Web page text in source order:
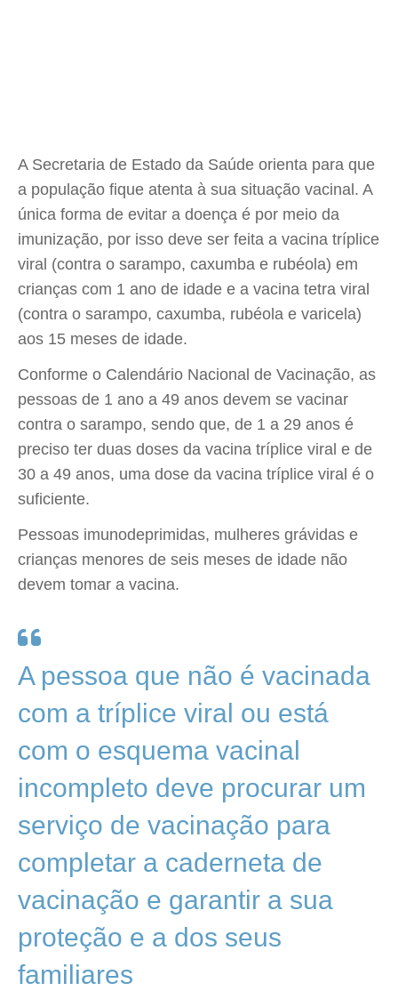
A Secretaria de Estado da Saúde orienta para que
a população fique atenta à sua situação vacinal. A
única forma de evitar a doença é por meio da
imunização, por isso deve ser feita a vacina tríplice
viral (contra o sarampo, caxumba e rubéola) em
crianças com 1 ano de idade e a vacina tetra viral
(contra o sarampo, caxumba, rubéola e varicela)
aos 15 meses de idade.
Conforme o Calendário Nacional de Vacinação, as
pessoas de 1 ano a 49 anos devem se vacinar
contra o sarampo, sendo que, de 1 a 29 anos é
preciso ter duas doses da vacina tríplice viral e de
30 a 49 anos, uma dose da vacina tríplice viral é o
suficiente.
Pessoas imunodeprimidas, mulheres grávidas e
crianças menores de seis meses de idade não
devem tomar a vacina.
A pessoa que não é vacinada
com a tríplice viral ou está
com o esquema vacinal
incompleto deve procurar um
serviço de vacinação para
completar a caderneta de
vacinação e garantir a sua
proteção e a dos seus
familiares